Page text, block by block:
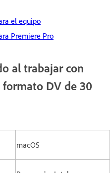
el equipo
Premiere Pro
al trabajar con
DV de 30
macOS